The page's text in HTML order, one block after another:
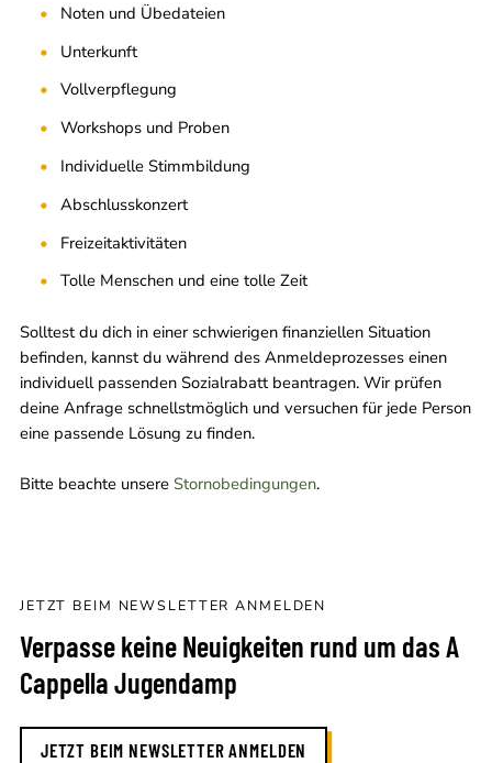
Noten und Übedateien
Unterkunft
Vollverpflegung
Workshops und Proben
Individuelle Stimmbildung
Abschlusskonzert
Freizeitaktivitäten
Tolle Menschen und eine tolle Zeit
Solltest du dich in einer schwierigen finanziellen Situation
befinden, kannst du während des Anmeldeprozesses einen
individuell passenden Sozialrabatt beantragen. Wir prüfen
deine Anfrage schnellstmöglich und versuchen für jede Person
eine passende Lösung zu finden.
Bitte beachte unsere Stornobedingungen.
JETZT BEIM NEWSLETTER ANMELDEN
Verpasse keine Neuigkeiten rund um das A
Cappella Jugendamp
JETZT BEIM NEWSLETTER ANMELDEN